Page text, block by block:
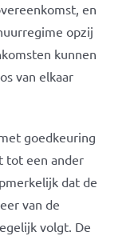
en
opzij
kunnen
van elkaar
goedkeuring
tot een ander
dat de
van de
volgt. De